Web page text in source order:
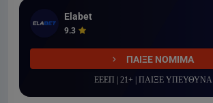
Elabet
9.3
ΠΑΙΞΕ ΝΟΜΙΜΑ
ΕΕΕΠ | 21+ | ΠΑΙΞΕ ΥΠΕΥΘΥΝΑ